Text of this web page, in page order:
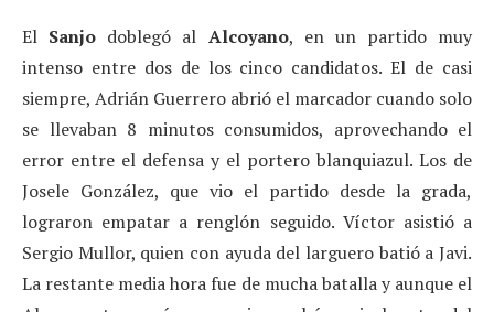
El Sanjo doblegó al Alcoyano, en un partido muy
intenso entre dos de los cinco candidatos. El de casi
siempre, Adrián Guerrero abrió el marcador cuando solo
se llevaban 8 minutos consumidos, aprovechando el
error entre el defensa y el portero blanquiazul. Los de
Josele González, que vio el partido desde la grada,
lograron empatar a renglón seguido. Víctor asistió a
Sergio Mullor, quien con ayuda del larguero batió a Javi.
La restante media hora fue de mucha batalla y aunque el